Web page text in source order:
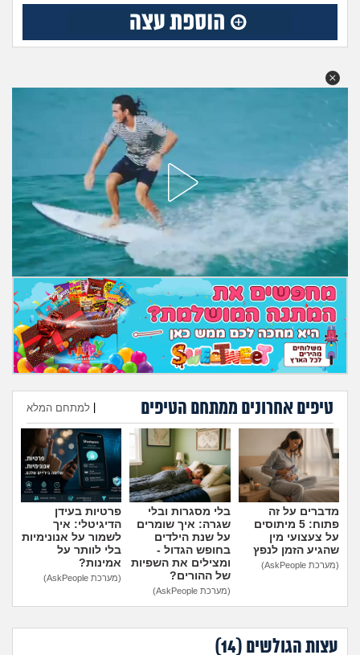
מתבגרים
מהבקו"ם... ועד מתי?!
לימודים וסטודנטים
עבודה וקריירה
חברים ואנשים
בית, שכנים ושותפים
מה שעובר עליי
שומרים על הגוף
פיננסי וכלכלה
בין הסדינים
חיות מחמד
יוקר המחיה
גאווה
טיפים אחרונים ממתחם הטיפים למתחם המלא
הוספת טיפ
מדברים על זה
פתוח: 5 מיתוסים
על צעצועי מין
שהגיע הזמן לנפץ
(מערכת AskPeople)
בלי מסגרות ובלי
שגרה: איך שומרים
על שנת הילדים
בחופש הגדול -
ומצילים את השפיות
של ההורים?
(מערכת AskPeople)
פרטיות בעידן
הדיגיטלי: איך
לשמור על אנונימיות
בלי לוותר על
אמינות?
(מערכת AskPeople)
עצות הגולשים (14
)